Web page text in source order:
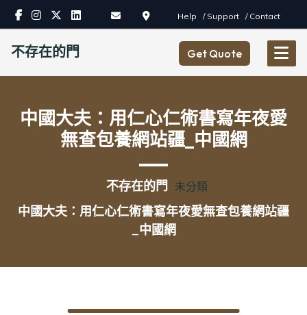
Skip
content
Help / Support / Contact
不存在的門 Get Quote
中國大夫：用仁心仁術書寫年夜愛
無查包養網站疆_中國網
不存在的門 未分類
中國大夫：用仁心仁術書寫年夜愛無查包養網站疆
_中國網